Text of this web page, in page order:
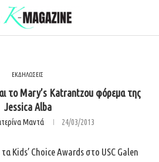
ΕΚΔΗΛΩΣΕΙΣ
το Mary’s Katrantzou φόρεμα της
Jessica Alba
Μαντά 24/03/2013
Kids’ Choice Awards στο USC Galen